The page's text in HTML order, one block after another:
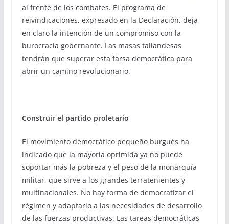
al frente de los combates. El programa de
reivindicaciones, expresado en la Declaración, deja
en claro la intención de un compromiso con la
burocracia gobernante. Las masas tailandesas
tendrán que superar esta farsa democrática para
abrir un camino revolucionario.
Construir el partido proletario
El movimiento democrático pequeño burgués ha
indicado que la mayoría oprimida ya no puede
soportar más la pobreza y el peso de la monarquía
militar, que sirve a los grandes terratenientes y
multinacionales. No hay forma de democratizar el
régimen y adaptarlo a las necesidades de desarrollo
de las fuerzas productivas. Las tareas democráticas